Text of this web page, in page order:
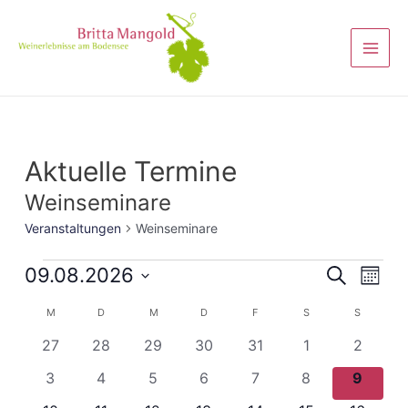
Aktuelle Termine
Weinseminare
Veranstaltungen Weinseminare
Suche
und
SucheMonat
09.08.2026
Kalender
von
Veranstaltungen
M D M D F S S
0
27
0
28
0
29
0
30
0
Veranstaltungen
31
0
1
0
2
0
3
0
4
0
5
0
6
0
Veranstaltungen
7
0
8
0
9